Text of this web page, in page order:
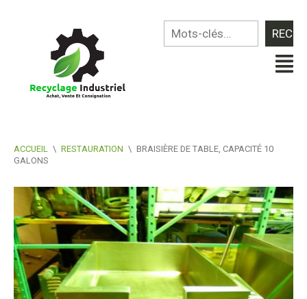
ACCUEIL \ RESTAURATION \ BRAISIÈRE DE TABLE, CAPACITÉ 10
GALONS